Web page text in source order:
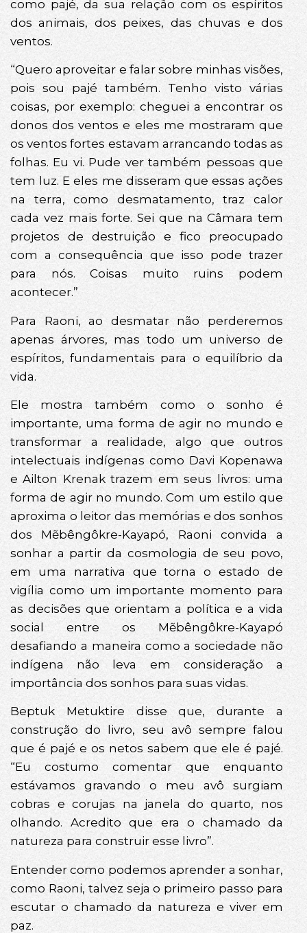
como pajé, da sua relação com os espíritos
dos animais, dos peixes, das chuvas e dos
ventos.
“Quero aproveitar e falar sobre minhas visões,
pois sou pajé também. Tenho visto várias
coisas, por exemplo: cheguei a encontrar os
donos dos ventos e eles me mostraram que
os ventos fortes estavam arrancando todas as
folhas. Eu vi. Pude ver também pessoas que
tem luz. E eles me disseram que essas ações
na terra, como desmatamento, traz calor
cada vez mais forte. Sei que na Câmara tem
projetos de destruição e fico preocupado
com a consequência que isso pode trazer
para nós. Coisas muito ruins podem
acontecer.”
Para Raoni, ao desmatar não perderemos
apenas árvores, mas todo um universo de
espíritos, fundamentais para o equilíbrio da
vida.
Ele mostra também como o sonho é
importante, uma forma de agir no mundo e
transformar a realidade, algo que outros
intelectuais indígenas como Davi Kopenawa
e Ailton Krenak trazem em seus livros: uma
forma de agir no mundo. Com um estilo que
aproxima o leitor das memórias e dos sonhos
dos Mẽbêngôkre-Kayapó, Raoni convida a
sonhar a partir da cosmologia de seu povo,
em uma narrativa que torna o estado de
vigília como um importante momento para
as decisões que orientam a política e a vida
social entre os Mẽbêngôkre-Kayapó
desafiando a maneira como a sociedade não
indígena não leva em consideração a
importância dos sonhos para suas vidas.
Beptuk Metuktire disse que, durante a
construção do livro, seu avô sempre falou
que é pajé e os netos sabem que ele é pajé.
“Eu costumo comentar que enquanto
estávamos gravando o meu avô surgiam
cobras e corujas na janela do quarto, nos
olhando. Acredito que era o chamado da
natureza para construir esse livro”.
Entender como podemos aprender a sonhar,
como Raoni, talvez seja o primeiro passo para
escutar o chamado da natureza e viver em
paz.